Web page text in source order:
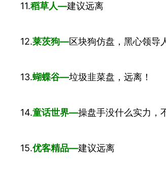
11.稻草人—建议远离
12.莱茨狗—区块狗仿盘，黑心领导
13.蝴蝶谷—垃圾韭菜盘，远离！
14.童话世界—操盘手没什么实力，
15.优客精品—建议远离